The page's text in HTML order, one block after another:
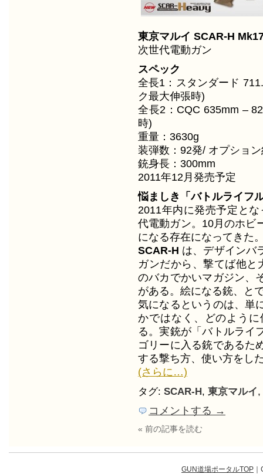
東京マルイ SCAR-H
次世代電動ガン
スペック
全長1：スタンダード
ク最大伸張時)
全長2：CQC 635mm –
時)
重量：3630g
装弾数：92発/ オプショ
銃身長：300mm
2011年12月発売予定
悩ましき「バトルライフ
2011年内に発売予定と
代電動ガン。10月のホビ
になる存在になってきた
SCAR-H は、デザインバ
ガンだから、撃てば他と
のバカでかいマガジン、
がある。絵になる銃、と
気になるというのは、単
かではなく、どのよう
る。実銃が「バトルライ
ゴリーに入る銃であるた
する撃ち方、使い方をし
(さらに…)
タグ: SCAR-H, 東京マルイ,
コメントする →
« 前の記事を読む
GUN道場ポータルTOP